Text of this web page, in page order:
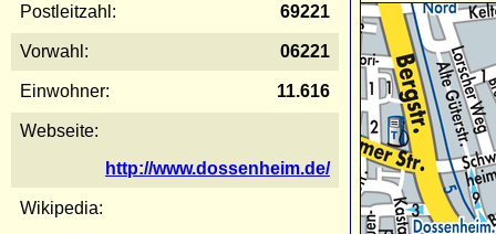
Postleitzahl: 69221
Vorwahl: 06221
Einwohner: 11.616
Webseite:
http://www.dossenheim.de/
Wikipedia: